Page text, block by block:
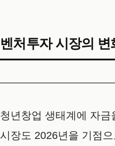
벤처투자 시장의
청년창업 생태계에 자
시장도 2026년을 기점